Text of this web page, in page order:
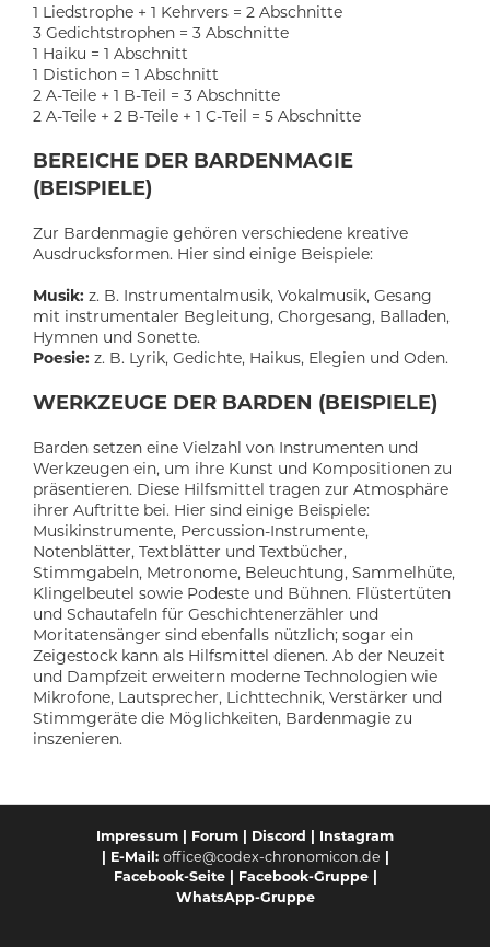
1 Liedstrophe + 1 Kehrvers = 2 Abschnitte
3 Gedichtstrophen = 3 Abschnitte
1 Haiku = 1 Abschnitt
1 Distichon = 1 Abschnitt
2 A-Teile + 1 B-Teil = 3 Abschnitte
2 A-Teile + 2 B-Teile + 1 C-Teil = 5 Abschnitte
BEREICHE DER BARDENMAGIE
(BEISPIELE)
Zur Bardenmagie gehören verschiedene kreative
Ausdrucksformen. Hier sind einige Beispiele:
Musik: z. B. Instrumentalmusik, Vokalmusik, Gesang
mit instrumentaler Begleitung, Chorgesang, Balladen,
Hymnen und Sonette.
Poesie: z. B. Lyrik, Gedichte, Haikus, Elegien und Oden.
WERKZEUGE DER BARDEN (BEISPIELE)
Barden setzen eine Vielzahl von Instrumenten und
Werkzeugen ein, um ihre Kunst und Kompositionen zu
präsentieren. Diese Hilfsmittel tragen zur Atmosphäre
ihrer Auftritte bei. Hier sind einige Beispiele:
Musikinstrumente, Percussion-Instrumente,
Notenblätter, Textblätter und Textbücher,
Stimmgabeln, Metronome, Beleuchtung, Sammelhüte,
Klingelbeutel sowie Podeste und Bühnen. Flüstertüten
und Schautafeln für Geschichtenerzähler und
Moritatensänger sind ebenfalls nützlich; sogar ein
Zeigestock kann als Hilfsmittel dienen. Ab der Neuzeit
und Dampfzeit erweitern moderne Technologien wie
Mikrofone, Lautsprecher, Lichttechnik, Verstärker und
Stimmgeräte die Möglichkeiten, Bardenmagie zu
inszenieren.
Impressum Forum Discord
Instagram
| E-Mail: office@codex-chronomicon.de
Facebook-Seite
Facebook-Gruppe
WhatsApp-Gruppe